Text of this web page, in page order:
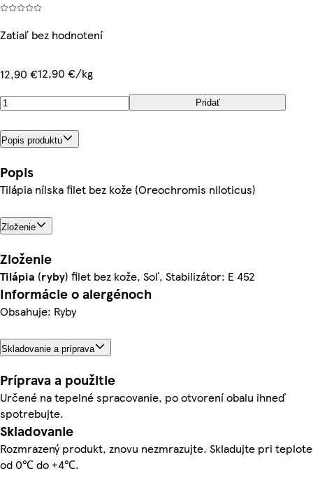
Zatiaľ bez hodnotení
12,90 €12,90 €/kg
Pridať
Popis produktu
Popis
Tilápia nílska filet bez kože (Oreochromis niloticus)
Zloženie
Zloženie
Tilápia (ryby) filet bez kože, Soľ, Stabilizátor: E 452
Informácie o alergénoch
Obsahuje: Ryby
Skladovanie a príprava
Príprava a použitie
Určené na tepelné spracovanie, po otvorení obalu ihneď
spotrebujte.
Skladovanie
Rozmrazený produkt, znovu nezmrazujte. Skladujte pri teplote
od 0℃ do +4℃.